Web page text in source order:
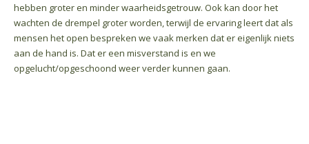
hebben groter en minder waarheidsgetrouw. Ook kan door het
wachten de drempel groter worden, terwijl de ervaring leert dat als
mensen het open bespreken we vaak merken dat er eigenlijk niets
aan de hand is. Dat er een misverstand is en we
opgelucht/opgeschoond weer verder kunnen gaan.